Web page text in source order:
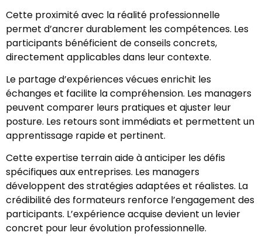
Cette proximité avec la réalité professionnelle
permet d’ancrer durablement les compétences. Les
participants bénéficient de conseils concrets,
directement applicables dans leur contexte.
Le partage d’expériences vécues enrichit les
échanges et facilite la compréhension. Les managers
peuvent comparer leurs pratiques et ajuster leur
posture. Les retours sont immédiats et permettent un
apprentissage rapide et pertinent.
Cette expertise terrain aide à anticiper les défis
spécifiques aux entreprises. Les managers
développent des stratégies adaptées et réalistes. La
crédibilité des formateurs renforce l’engagement des
participants. L’expérience acquise devient un levier
concret pour leur évolution professionnelle.